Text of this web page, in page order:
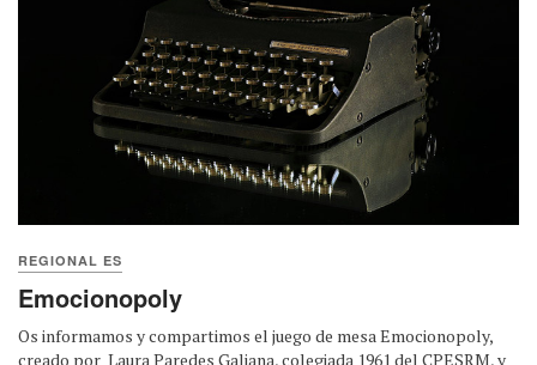
REGIONAL ES
Emocionopoly
Os informamos y compartimos el juego de mesa Emocionopoly,
creado por Laura Paredes Galiana, colegiada 1961 del CPESRM, y